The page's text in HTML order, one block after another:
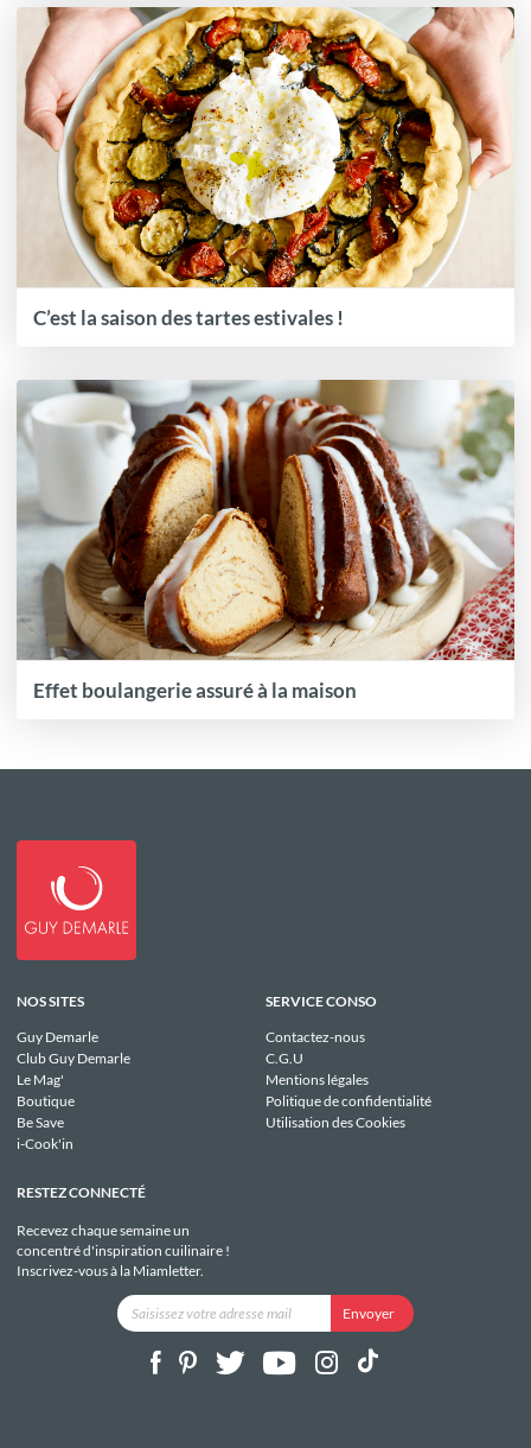
C’est la saison des tartes estivales !
Effet boulangerie assuré à la maison
NOS SITES
Guy Demarle
Club Guy Demarle
Le Mag'
Boutique
Be Save
i-Cook'in
SERVICE CONSO
Contactez-nous
C.G.U
Mentions légales
Politique de confidentialité
Utilisation des Cookies
RESTEZ CONNECTÉ
Recevez chaque semaine un
concentré d'inspiration cuilinaire !
Inscrivez-vous à la Miamletter.